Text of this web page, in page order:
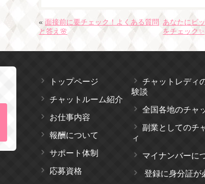
« 面接前に要チェック！よくある質問
と答え🌸
あなたにピ
をチェック✨
トップページ
チャットルーム紹介
お仕事内容
報酬について
サポート体制
応募資格
チャットレディ
験談
全国各地のチャ
副業としてのチ
ィ
マイナンバーに
登録に身分証が